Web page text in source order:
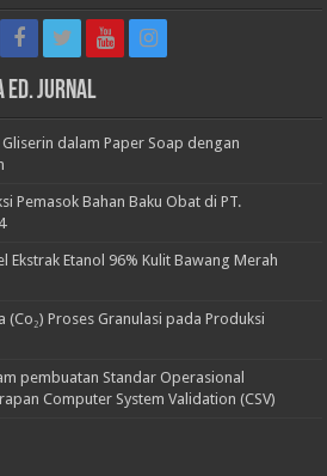
Ed. Jurnal
dalam Paper Soap dengan
Pemasok Bahan Baku Obat di PT.
Ekstrak Etanol 96% Kulit Bawang Merah
(Co₂) Proses Granulasi pada Produksi
pembuatan Standar Operasional
Computer System Validation (CSV)